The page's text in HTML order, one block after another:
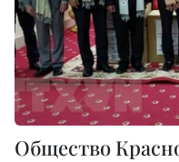
Общество